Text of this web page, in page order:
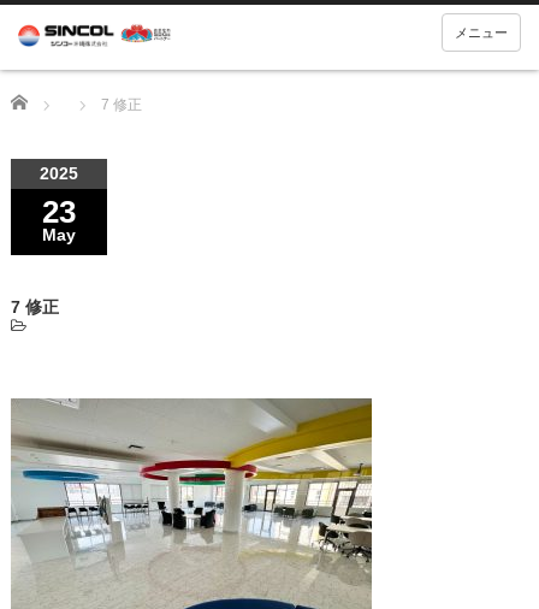
メニュー
Home 7 修正
2025
23
May
7 修正